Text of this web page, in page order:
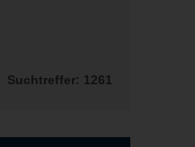
Suchtreffer: 1261